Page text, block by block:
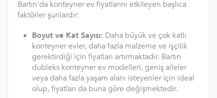
Bartın'da konteyner ev fiyatlarını etkileyen başlıca
faktörler şunlardır:
Boyut ve Kat Sayısı: Daha büyük ve çok katlı
konteyner evler, daha fazla malzeme ve işçilik
gerektirdiği için fiyatları artırmaktadır. Bartın
dubleks konteyner ev modelleri, geniş aileler
veya daha fazla yaşam alanı isteyenler için ideal
olup, fiyatları da buna göre değişmektedir.